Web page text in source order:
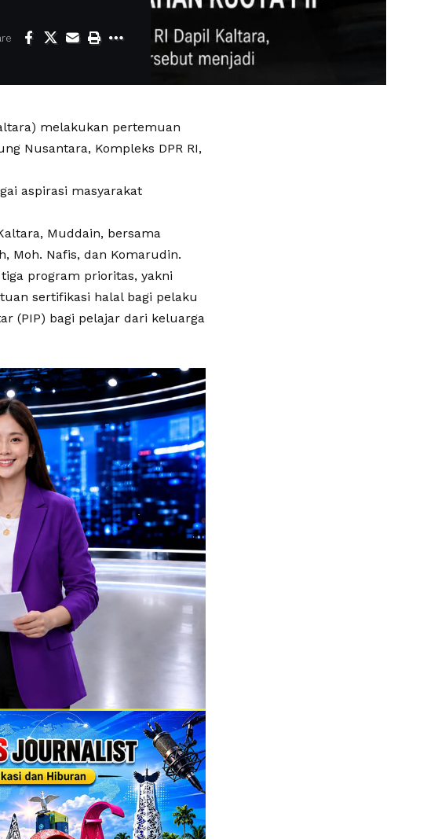
melakukan pertemuan
Nusantara, Kompleks DPR RI,
aspirasi masyarakat
Muddain, bersama
Moh. Nafis, dan Komarudin.
program prioritas, yakni
sertifikasi halal bagi pelaku
(PIP) bagi pelajar dari keluarga